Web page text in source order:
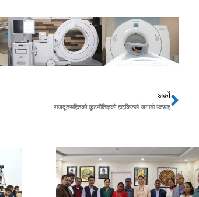
अर्को
राजदूतसहितको कूटनीतिज्ञको हाइकिङले जगायो उत्साहNext